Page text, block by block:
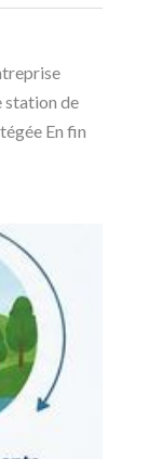
station de
En fin